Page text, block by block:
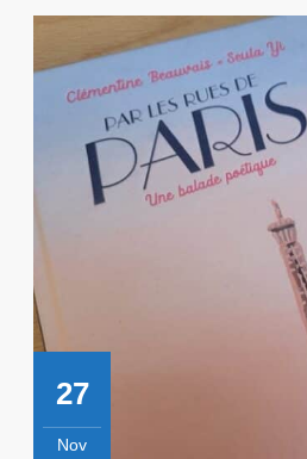
27
Nov